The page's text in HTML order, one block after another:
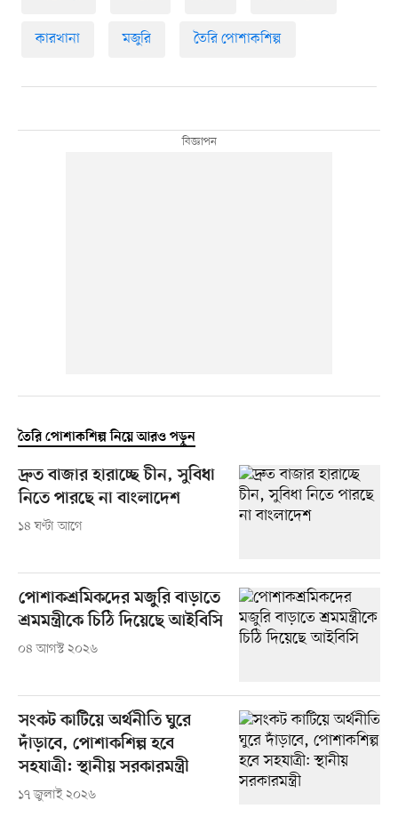
কারখানা মজুরি তৈরি পোশাকশিল্প
তৈরি পোশাকশিল্প নিয়ে আরও পড়ুন
দ্রুত বাজার হারাচ্ছে চীন, সুবিধা
নিতে পারছে না বাংলাদেশ
১৪ ঘণ্টা আগে
পোশাকশ্রমিকদের মজুরি বাড়াতে
শ্রমমন্ত্রীকে চিঠি দিয়েছে আইবিসি
০৪ আগস্ট ২০২৬
সংকট কাটিয়ে অর্থনীতি ঘুরে
দাঁড়াবে, পোশাকশিল্প হবে
সহযাত্রী: স্থানীয় সরকারমন্ত্রী
১৭ জুলাই ২০২৬